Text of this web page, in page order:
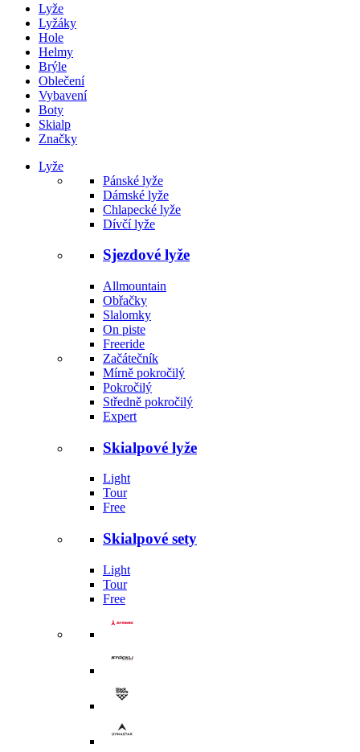
Lyže
Lyžáky
Hole
Helmy
Brýle
Oblečení
Vybavení
Boty
Skialp
Značky
Lyže
Pánské lyže
Dámské lyže
Chlapecké lyže
Dívčí lyže
Sjezdové lyže
Allmountain
Obřačky
Slalomky
On piste
Freeride
Začátečník
Mírně pokročilý
Pokročilý
Středně pokročilý
Expert
Skialpové lyže
Light
Tour
Free
Skialpové sety
Light
Tour
Free